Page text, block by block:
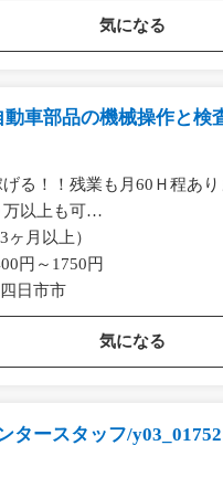
気になる
車部品の機械操作と検
げる！！残業も月60Ｈ程あ
万以上も可…
ヶ月以上）
円～1750円
日市市
気になる
タースタッフ/y03_01752